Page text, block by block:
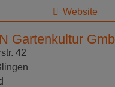
Website
Gartenkultur
42